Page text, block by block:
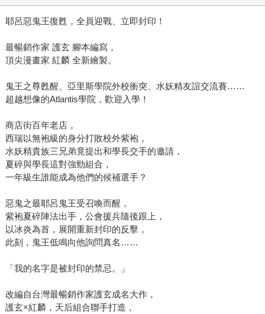
耶呂惡鬼王復甦，全員迎戰、立即封印！
最暢銷作家 護玄 腳本編寫，
頂尖漫畫家 紅麟 全新繪製。
鬼王之尊甦醒、亞里斯學院外校衝突、水妖精友誼交流賽……
超越想像的Atlantis學院，歡迎入學！
商店街百年老店，
西瑞以無袍級的身分打敗校外紫袍，
水妖精貴族三兄弟竟提出和學長交手的邀請，
夏碎與學長這對強勁組合，
一年級生誰能成為他們的候補選手？
惡鬼之最耶呂鬼王受召喚而醒，
紫袍夏碎陣法出手，公會援兵隨後跟上，
以冰炎為首，展開重新封印的反擊，
此刻，鬼王低鳴向他詢問真名……
「我的名字是被封印的禁忌。」
改編自台灣最暢銷作家護玄成名大作，
護玄×紅麟，天后組合聯手打造，